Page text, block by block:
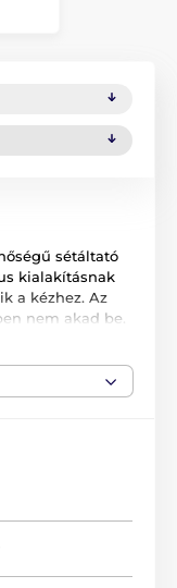
sétáltató
kialakításnak
a kézhez. Az
nem akad be.
a
Szinte minden